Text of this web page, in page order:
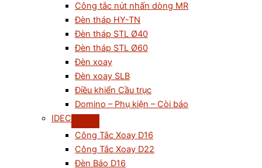
Công tắc nút nhấn dòng MR
Đèn tháp HY-TN
Đèn tháp STL Ø40
Đèn tháp STL Ø60
Đèn xoay
Đèn xoay SLB
Điều khiển Cầu trục
Domino – Phụ kiện – Còi báo
IDEC
Công Tắc Xoay D16
Công Tắc Xoay D22
Đèn Báo D16